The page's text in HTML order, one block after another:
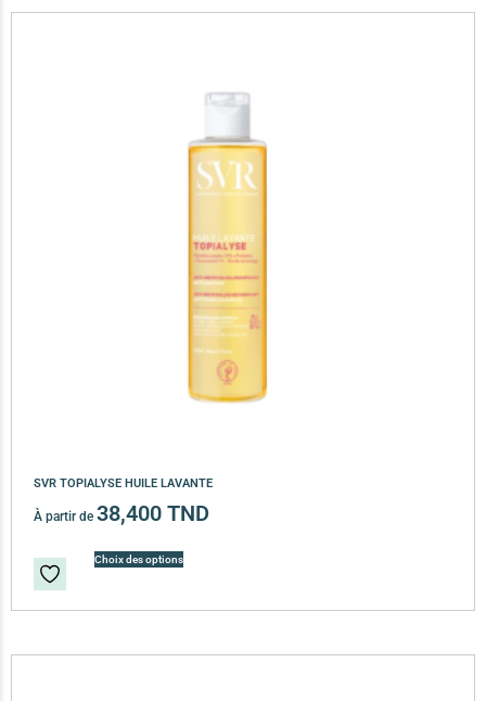
SVR TOPIALYSE HUILE LAVANTE
À partir de 38,400 TND
Choix des options